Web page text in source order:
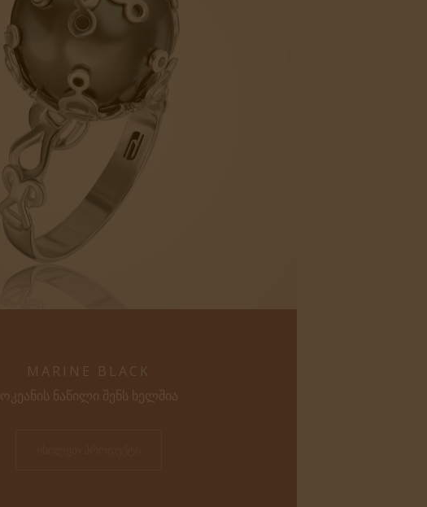
MARINE BLACK
ᲝᲙᲔᲐᲜᲘᲡ ᲜᲐᲬᲘᲚᲘ ᲨᲔᲜᲡ ᲮᲔᲚᲨᲘᲐ